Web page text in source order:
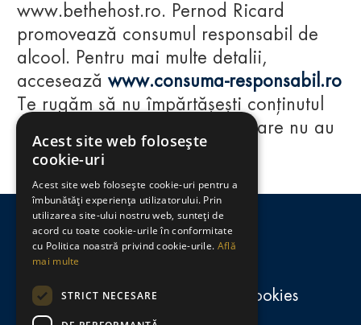
Regulamente
consumă-responsabil.ro
Politica de confidențialitate și cookies
www.bethehost.ro. Pernod Ricard
promovează consumul responsabil de
alcool. Pentru mai multe detalii,
accesează www.consuma-responsabil.ro
Te rugăm să nu împărtășești conținutul
acestui website cu persoane care nu au
împlinit vârsta de 18 ani.
Acest site web folosește
cookie-uri
Acest site web folosește cookie-uri pentru a
îmbunătăți experiența utilizatorului. Prin
utilizarea site-ului nostru web, sunteți de
acord cu toate cookie-urile în conformitate
cu Politica noastră privind cookie-urile. Află
mai multe
STRICT NECESARE